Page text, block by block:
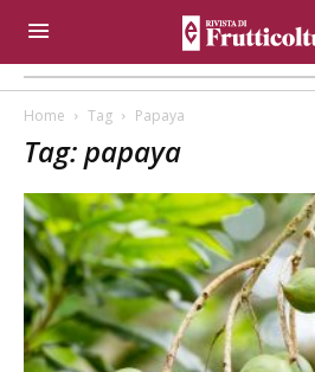
Home Tag Papaya
Tag: papaya